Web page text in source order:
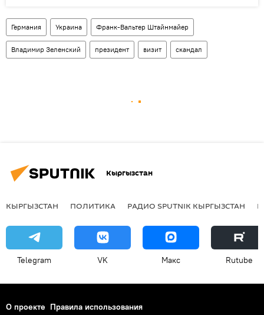
Германия Украина Франк-Вальтер Штайнмайер
Владимир Зеленский президент визит скандал
Кыргызстан
КЫРГЫЗСТАН ПОЛИТИКА РАДИО SPUTNIK КЫРГЫЗСТАН
Telegram VK Макс Rutube
О проекте Правила использования